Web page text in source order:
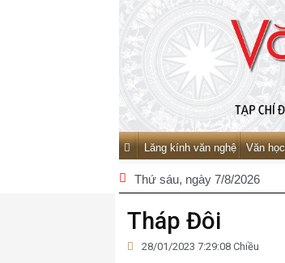
Lăng kính văn nghệ Văn học
Thứ sáu, ngày 7/8/2026
Tháp Đôi
28/01/2023 7:29:08 Chiều